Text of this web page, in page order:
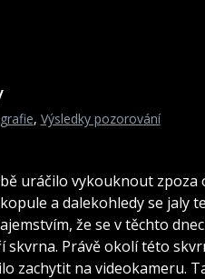
, Výsledky pozorování
uráčilo vykouknout zpoza
a dalekohledy se jaly
že se v těchto
Právě okolí této
zachytit na videokameru.